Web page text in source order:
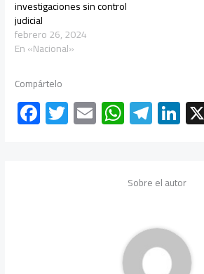
investigaciones sin control
judicial
febrero 26, 2024
En «Nacional»
Compártelo
F
ac
T
wi
E
m
W
h
s
p
p
Te
le
a
Li
nk
dI
Sobre el autor